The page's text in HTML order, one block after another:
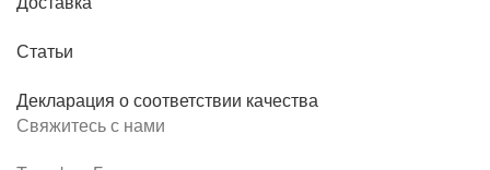
Статьи
Декларация о соответствии качества
Свяжитесь с нами